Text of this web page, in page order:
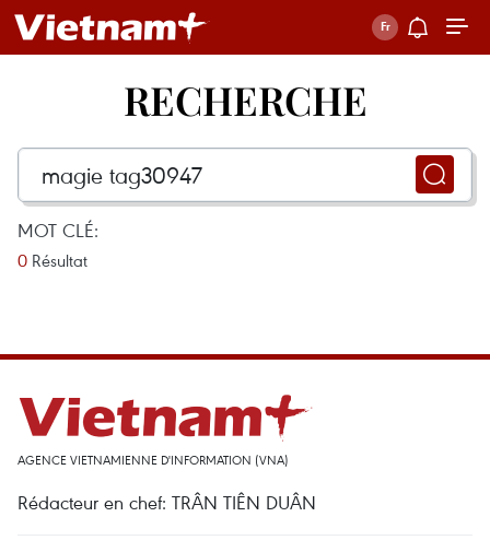
RECHERCHE
MOT CLÉ:
0 Résultat
AGENCE VIETNAMIENNE D'INFORMATION (VNA)
Rédacteur en chef: TRÂN TIÊN DUÂN